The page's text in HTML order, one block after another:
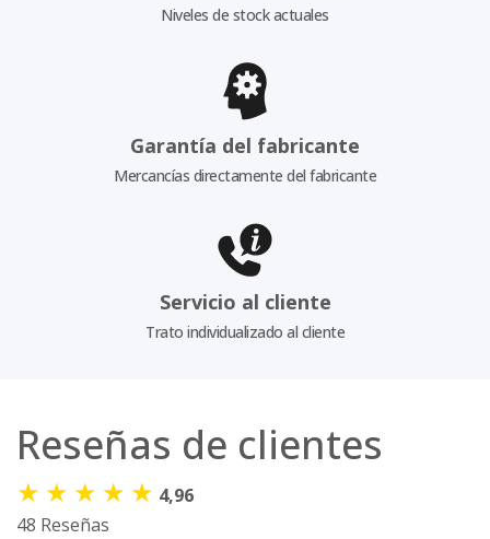
Niveles de stock actuales
Garantía del fabricante
Mercancías directamente del fabricante
Servicio al cliente
Trato individualizado al cliente
Reseñas de clientes
★ ★ ★ ★ ★ 4,96
48 Reseñas